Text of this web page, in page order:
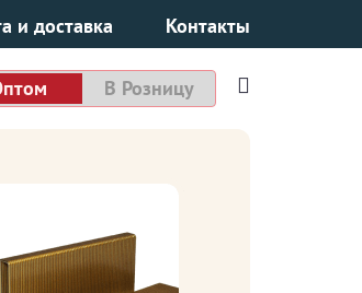
и доставка Контакты
В Розницу